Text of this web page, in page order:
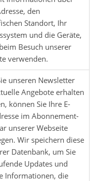
den
Standort, Ihr
und die Geräte,
Besuch unserer
verwenden.
unseren Newsletter
Angebote erhalten
können Sie Ihre E-
im Abonnement-
unserer Webseite
Wir speichern diese
Datenbank, um Sie
Updates und
Informationen, die